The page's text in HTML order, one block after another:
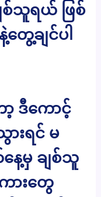
သူရယ် ဖြစ်
ေ့ချင်ပါ
ဒီကောင့်
းရင် မ
ေ့မှ ချစ်သူ
ကားတွေ